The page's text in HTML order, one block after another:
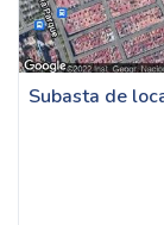
Subasta de